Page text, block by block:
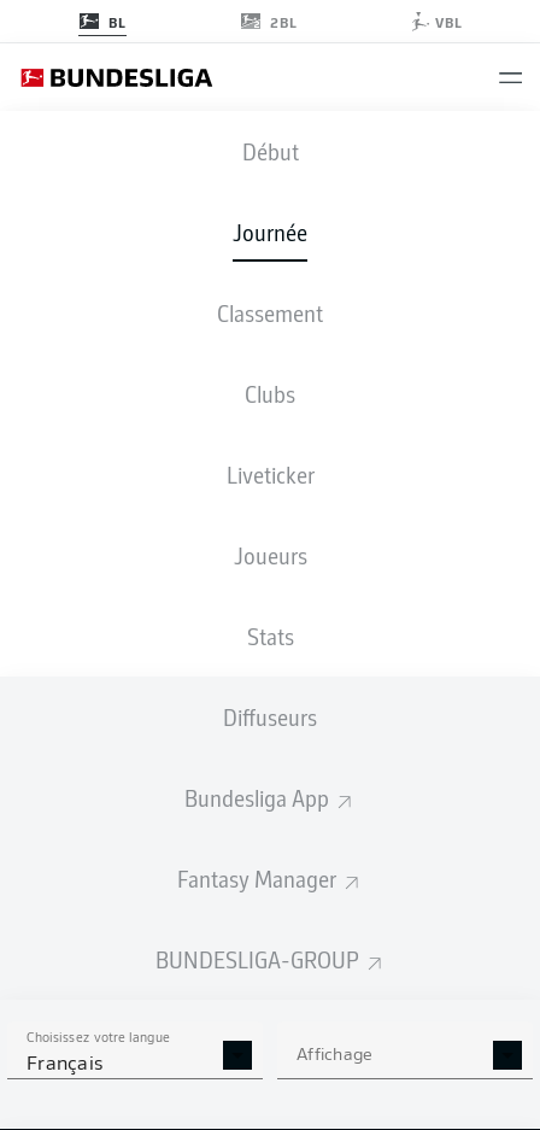
BL 2BL VBL
Début
Journée
Classement
Clubs
Liveticker
Joueurs
Stats
Diffuseurs
Bundesliga App
Fantasy Manager
BUNDESLIGA-GROUP
Choisissez votre langue
Français Affichage
B04 - HSV
COMPOSITIONS STATISTIQUES
ven., 07.05.2027 - dim., 09.05.2027
Publicité